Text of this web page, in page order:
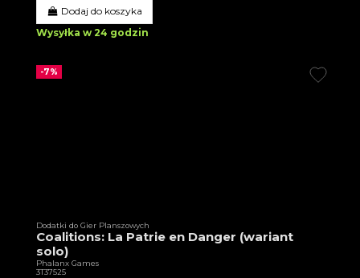
Dodaj do koszyka
Wysyłka w 24 godzin
-7%
Dodatki do Gier Planszowych
Coalitions: La Patrie en Danger (wariant
solo)
Phalanx Games
3T37525